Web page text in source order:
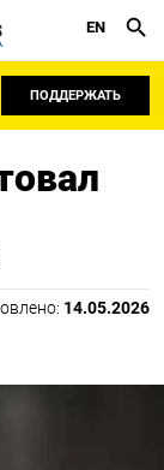
EN
ПОДДЕРЖАТЬ
14.05.2026